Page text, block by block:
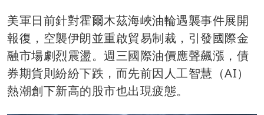
美軍日前針對霍爾木茲海峽油輪遇襲事件展開
報復，空襲伊朗並重啟貿易制裁，引發國際金
融市場劇烈震盪。週三國際油價應聲飆漲，債
券期貨則紛紛下跌，而先前因人工智慧（AI）
熱潮創下新高的股市也出現疲態。